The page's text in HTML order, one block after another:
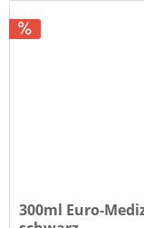
300ml Euro-